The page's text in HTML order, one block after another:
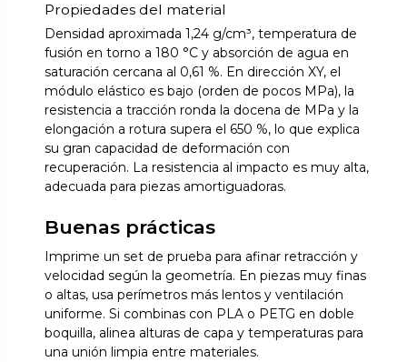
Propiedades del material
Densidad aproximada 1,24 g/cm³, temperatura de
fusión en torno a 180 °C y absorción de agua en
saturación cercana al 0,61 %. En dirección XY, el
módulo elástico es bajo (orden de pocos MPa), la
resistencia a tracción ronda la docena de MPa y la
elongación a rotura supera el 650 %, lo que explica
su gran capacidad de deformación con
recuperación. La resistencia al impacto es muy alta,
adecuada para piezas amortiguadoras.
Buenas prácticas
Imprime un set de prueba para afinar retracción y
velocidad según la geometría. En piezas muy finas
o altas, usa perímetros más lentos y ventilación
uniforme. Si combinas con PLA o PETG en doble
boquilla, alinea alturas de capa y temperaturas para
una unión limpia entre materiales.